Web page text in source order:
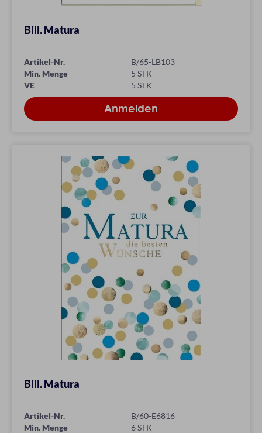
Bill. Matura
Artikel-Nr.
B/65-LB103
Min. Menge
5 STK
VE
5 STK
Bill. Matura
Artikel-Nr.
B/60-E6816
Min. Menge
6 STK